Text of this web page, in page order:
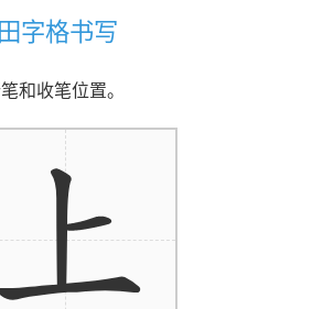
田字格书写
和收笔位置。